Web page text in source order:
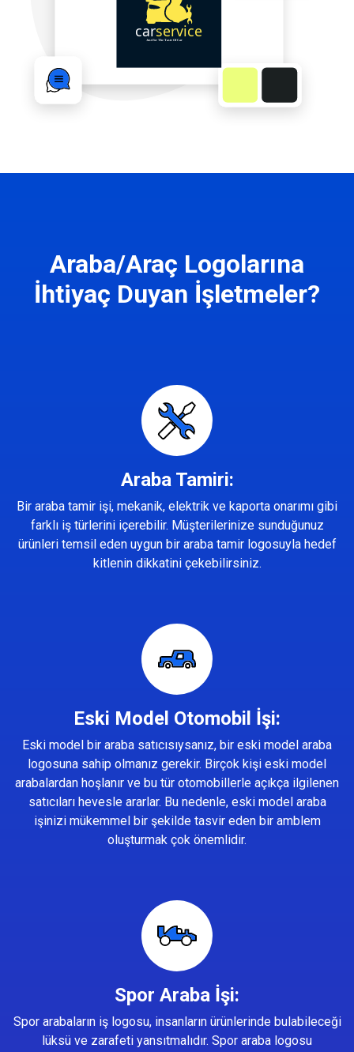
Araba/Araç Logolarına
İhtiyaç Duyan İşletmeler?
Araba Tamiri:
Bir araba tamir işi, mekanik, elektrik ve kaporta onarımı gibi
farklı iş türlerini içerebilir. Müşterilerinize sunduğunuz
ürünleri temsil eden uygun bir araba tamir logosuyla hedef
kitlenin dikkatini çekebilirsiniz.
Eski Model Otomobil İşi:
Eski model bir araba satıcısıysanız, bir eski model araba
logosuna sahip olmanız gerekir. Birçok kişi eski model
arabalardan hoşlanır ve bu tür otomobillerle açıkça ilgilenen
satıcıları hevesle ararlar. Bu nedenle, eski model araba
işinizi mükemmel bir şekilde tasvir eden bir amblem
oluşturmak çok önemlidir.
Spor Araba İşi:
Spor arabaların iş logosu, insanların ürünlerinde bulabileceği
lüksü ve zarafeti yansıtmalıdır. Spor araba logosu